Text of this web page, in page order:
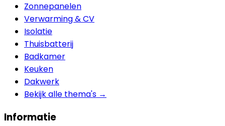
Zonnepanelen
Verwarming & CV
Isolatie
Thuisbatterij
Badkamer
Keuken
Dakwerk
Bekijk alle thema's →
Informatie